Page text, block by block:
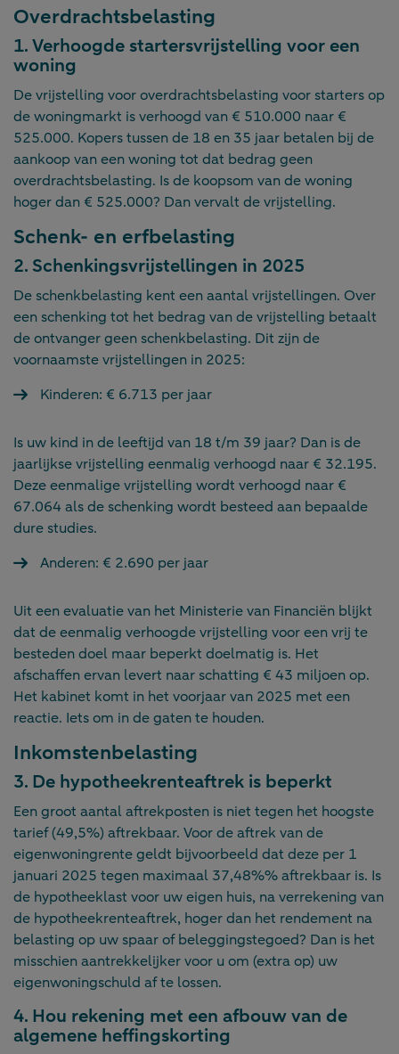
Overdrachtsbelasting
1. Verhoogde startersvrijstelling voor een
woning
De vrijstelling voor overdrachtsbelasting voor starters op
de woningmarkt is verhoogd van € 510.000 naar €
525.000. Kopers tussen de 18 en 35 jaar betalen bij de
aankoop van een woning tot dat bedrag geen
overdrachtsbelasting. Is de koopsom van de woning
hoger dan € 525.000? Dan vervalt de vrijstelling.
Schenk- en erfbelasting
2. Schenkingsvrijstellingen in 2025
De schenkbelasting kent een aantal vrijstellingen. Over
een schenking tot het bedrag van de vrijstelling betaalt
de ontvanger geen schenkbelasting. Dit zijn de
voornaamste vrijstellingen in 2025:
Kinderen: € 6.713 per jaar
Is uw kind in de leeftijd van 18 t/m 39 jaar? Dan is de
jaarlijkse vrijstelling eenmalig verhoogd naar € 32.195.
Deze eenmalige vrijstelling wordt verhoogd naar €
67.064 als de schenking wordt besteed aan bepaalde
dure studies.
Anderen: € 2.690 per jaar
Uit een evaluatie van het Ministerie van Financiën blijkt
dat de eenmalig verhoogde vrijstelling voor een vrij te
besteden doel maar beperkt doelmatig is. Het
afschaffen ervan levert naar schatting € 43 miljoen op.
Het kabinet komt in het voorjaar van 2025 met een
reactie. Iets om in de gaten te houden.
Inkomstenbelasting
3. De hypotheekrenteaftrek is beperkt
Een groot aantal aftrekposten is niet tegen het hoogste
tarief (49,5%) aftrekbaar. Voor de aftrek van de
eigenwoningrente geldt bijvoorbeeld dat deze per 1
januari 2025 tegen maximaal 37,48%% aftrekbaar is. Is
de hypotheeklast voor uw eigen huis, na verrekening van
de hypotheekrenteaftrek, hoger dan het rendement na
belasting op uw spaar of beleggingstegoed? Dan is het
misschien aantrekkelijker voor u om (extra op) uw
eigenwoningschuld af te lossen.
4. Hou rekening met een afbouw van de
algemene heffingskorting